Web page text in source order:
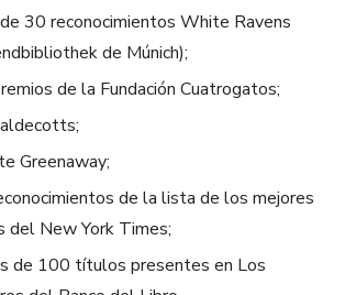
30 reconocimientos White Ravens
de Múnich);
de la Fundación Cuatrogatos;
Greenaway;
de la lista de los mejores
del New York Times;
de 100 títulos presentes en Los